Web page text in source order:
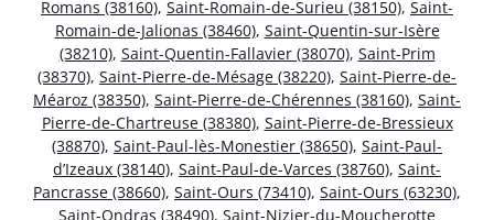
Romans (38160), Saint-Romain-de-Surieu (38150), Saint-
Romain-de-Jalionas (38460), Saint-Quentin-sur-Isère
(38210), Saint-Quentin-Fallavier (38070), Saint-Prim
(38370), Saint-Pierre-de-Mésage (38220), Saint-Pierre-de-
Méaroz (38350), Saint-Pierre-de-Chérennes (38160), Saint-
Pierre-de-Chartreuse (38380), Saint-Pierre-de-Bressieux
(38870), Saint-Paul-lès-Monestier (38650), Saint-Paul-
d’Izeaux (38140), Saint-Paul-de-Varces (38760), Saint-
Pancrasse (38660), Saint-Ours (73410), Saint-Ours (63230),
Saint-Ondras (38490), Saint-Nizier-du-Moucherotte